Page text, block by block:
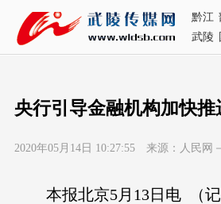
黔江
武陵
央行引导金融机构加快推
2020年05月14日 10:27:55 来源：人民网
本报北京5月13日电 （